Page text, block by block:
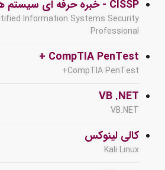
CISSP - خبره حرفه ای سیستم های اطلاعاتی امنیتی
Information Systems Security
Professional
CompTIA PenTest +
CompTIA PenTest+
VB .NET
VB.NET
کالی لینوکس
Kali Linux